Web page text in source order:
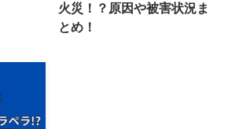
火災！？原因や被害状況ま
とめ！